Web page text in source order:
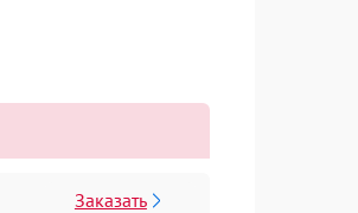
Заказать